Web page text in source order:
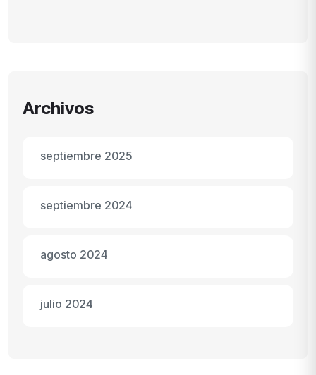
Archivos
septiembre 2025
septiembre 2024
agosto 2024
julio 2024